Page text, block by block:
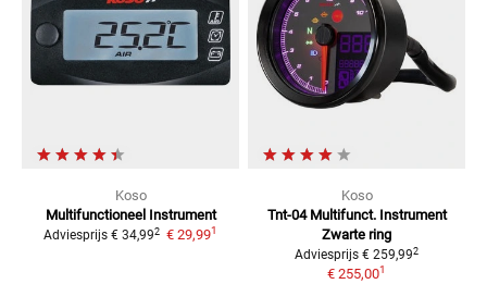
Koso
Multifunctioneel Instrument
Adviesprijs € 34,992 € 29,991
Koso
Tnt-04 Multifunct. Instrument
Zwarte ring
Adviesprijs € 259,992
€ 255,001